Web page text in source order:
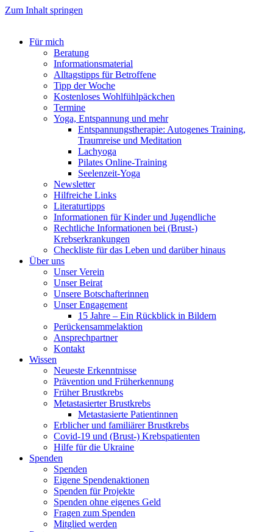
Zum Inhalt springen
Für mich
Beratung
Informationsmaterial
Alltagstipps für Betroffene
Tipp der Woche
Kostenloses Wohlfühlpäckchen
Termine
Yoga, Entspannung und mehr
Entspannungstherapie: Autogenes Training,
Traumreise und Meditation
Lachyoga
Pilates Online-Training
Seelenzeit-Yoga
Newsletter
Hilfreiche Links
Literaturtipps
Informationen für Kinder und Jugendliche
Rechtliche Informationen bei (Brust-)
Krebserkrankungen
Checkliste für das Leben und darüber hinaus
Über uns
Unser Verein
Unser Beirat
Unsere Botschafterinnen
Unser Engagement
15 Jahre – Ein Rückblick in Bildern
Perückensammelaktion
Ansprechpartner
Kontakt
Wissen
Neueste Erkenntnisse
Prävention und Früherkennung
Früher Brustkrebs
Metastasierter Brustkrebs
Metastasierte Patientinnen
Erblicher und familiärer Brustkrebs
Covid-19 und (Brust-) Krebspatienten
Hilfe für die Ukraine
Spenden
Spenden
Eigene Spendenaktionen
Spenden für Projekte
Spenden ohne eigenes Geld
Fragen zum Spenden
Mitglied werden